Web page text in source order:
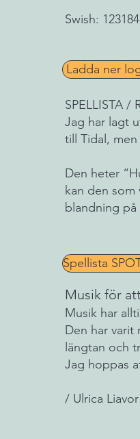
Swish:
SPELLISTA /
Jag har lagt
till Tidal,
Den heter
kan den som
blandning på
Musik för
Musik har
Den har varit
längtan och
Jag hoppas
/ Ulrica Liavor
Ladda ner
Spellista